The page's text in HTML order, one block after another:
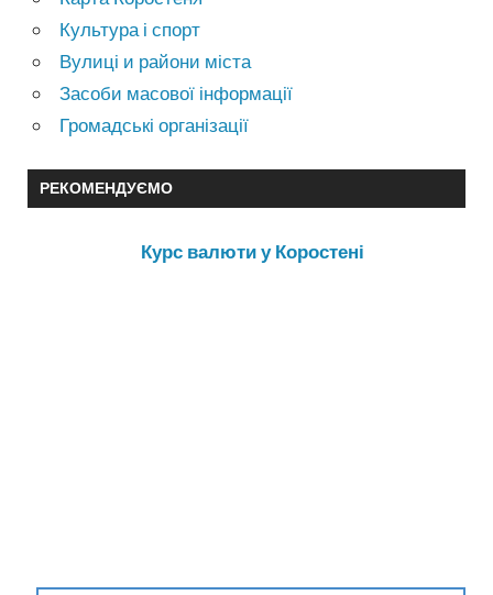
Культура і спорт
Вулиці и райони міста
Засоби масової інформації
Громадські організації
РЕКОМЕНДУЄМО
Курс валюти у Коростені